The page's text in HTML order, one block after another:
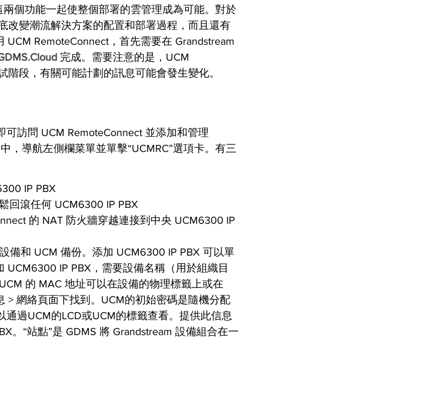
個功能一起使整個部署的雲管理成為可能。對於
改變潮流解決方案的配置和部署過程，而且還有
RemoteConnect，首先需要在 Grandstream
完成。需要注意的是，UCM
段，有關可能計劃的訊息可能會發生變化。
訪問 UCM RemoteConnect 並添加和管理
，導航左側欄菜單並單擊“UCMRC”選項卡。有三
IP PBX
回滾任何 UCM6300 IP PBX
的 NAT 防火牆穿越連接到中央 UCM6300 IP
備和 UCM 備份。添加 UCM6300 IP PBX 可以單
IP PBX，需要設備名稱（用於組織目
的 MAC 地址可以在設備的物理標籤上或在
> 網絡頁面下找到。UCM的初始密碼是隨機分配
過UCM的LCD或UCM的標籤查看。提供此信息
。“站點”是 GDMS 將 Grandstream 設備組合在一